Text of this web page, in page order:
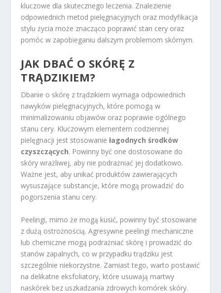
kluczowe dla skutecznego leczenia. Znalezienie
odpowiednich metod pielęgnacyjnych oraz modyfikacja
stylu życia może znacząco poprawić stan cery oraz
pomóc w zapobieganiu dalszym problemom skórnym.
JAK DBAĆ O SKÓRĘ Z
TRĄDZIKIEM?
Dbanie o skórę z trądzikiem wymaga odpowiednich
nawyków pielęgnacyjnych, które pomogą w
minimalizowaniu objawów oraz poprawie ogólnego
stanu cery. Kluczowym elementem codziennej
pielęgnacji jest stosowaniełagodnych środków
czyszczących. Powinny być one dostosowane do
skóry wrażliwej, aby nie podrażniać jej dodatkowo.
Ważne jest, aby unikać produktów zawierających
wysuszające substancje, które mogą prowadzić do
pogorszenia stanu cery.
Peelingi, mimo że mogą kusić, powinny być stosowane
z dużą ostrożnością. Agresywne peelingi mechaniczne
lub chemiczne mogą podrażniać skórę i prowadzić do
stanów zapalnych, co w przypadku trądziku jest
szczególnie niekorzystne. Zamiast tego, warto postawić
na delikatne eksfoliatory, które usuwają martwy
naskórek bez uszkadzania zdrowych komórek skóry.